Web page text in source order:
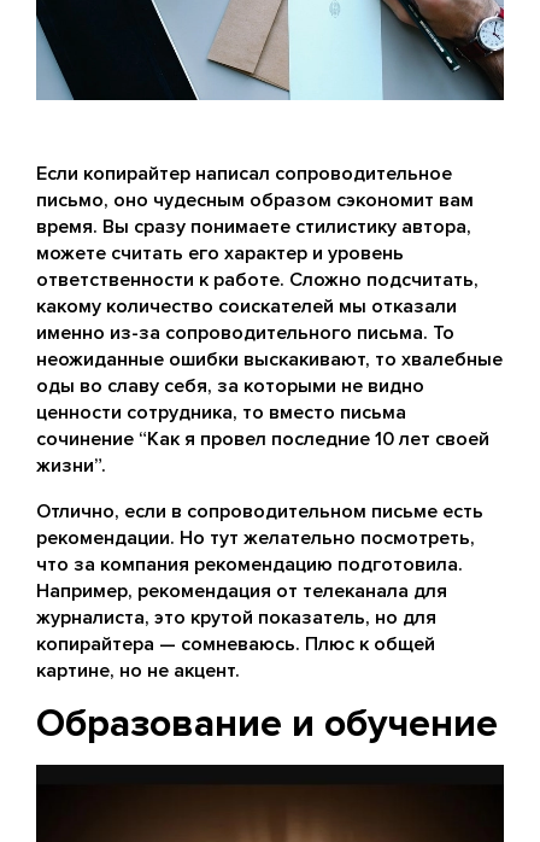
Если копирайтер написал сопроводительное
письмо, оно чудесным образом сэкономит вам
время. Вы сразу понимаете стилистику автора,
можете считать его характер и уровень
ответственности к работе. Сложно подсчитать,
какому количество соискателей мы отказали
именно из-за сопроводительного письма. То
неожиданные ошибки выскакивают, то хвалебные
оды во славу себя, за которыми не видно
ценности сотрудника, то вместо письма
сочинение “Как я провел последние 10 лет своей
жизни”.
Отлично, если в сопроводительном письме есть
рекомендации. Но тут желательно посмотреть,
что за компания рекомендацию подготовила.
Например, рекомендация от телеканала для
журналиста, это крутой показатель, но для
копирайтера — сомневаюсь. Плюс к общей
картине, но не акцент.
Образование и обучение